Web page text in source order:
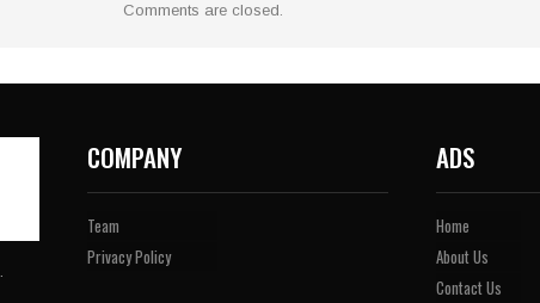
Comments are closed.
COMPANY
Team
Privacy Policy
ADS
Home
About Us
Contact Us